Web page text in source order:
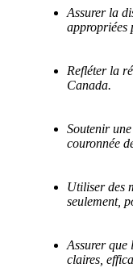
Assurer la
appropriées
Refléter la
Canada.
Soutenir
couronnée
Utiliser des
seulement,
Assurer que
claires,